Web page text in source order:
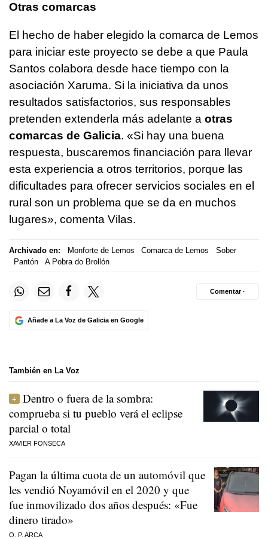
Otras comarcas
El hecho de haber elegido la comarca de Lemos
para iniciar este proyecto se debe a que Paula
Santos colabora desde hace tiempo con la
asociación Xaruma. Si la iniciativa da unos
resultados satisfactorios, sus responsables
pretenden extenderla más adelante a otras
comarcas de Galicia. «Si hay una buena
respuesta, buscaremos financiación para llevar
esta experiencia a otros territorios, porque las
dificultades para ofrecer servicios sociales en el
rural son un problema que se da en muchos
lugares», comenta Vilas.
Archivado en: Monforte de Lemos Comarca de Lemos
Sober
Pantón
A Pobra do Brollón
Añade a La Voz de Galicia en Google
Comentar ·
También en La Voz
Dentro o fuera de la sombra:
comprueba si tu pueblo verá el eclipse
parcial o total
XAVIER FONSECA
Pagan la última cuota de un automóvil que
les vendió Noyamóvil en el 2020 y que
fue inmovilizado dos años después: «Fue
dinero tirado»
O. P. ARCA